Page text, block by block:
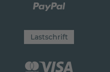
Lastschrift